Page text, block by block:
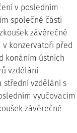
v posledním
společné části
závěrečné
v konzervatoři před
konáním ústních
vzdělání
střední vzdělání s
vyučovacím
závěrečné